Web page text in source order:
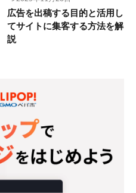
広告を出稿する目的と活用し
てサイトに集客する方法を解
説